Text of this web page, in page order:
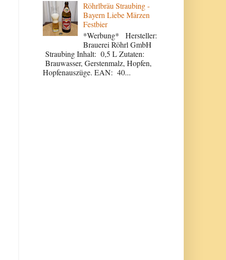
Röhrlbräu Straubing -
Bayern Liebe Märzen
Festbier
*Werbung* Hersteller:
Brauerei Röhrl GmbH
Straubing Inhalt: 0,5 L Zutaten:
Brauwasser, Gerstenmalz, Hopfen,
Hopfenauszüge. EAN: 40...